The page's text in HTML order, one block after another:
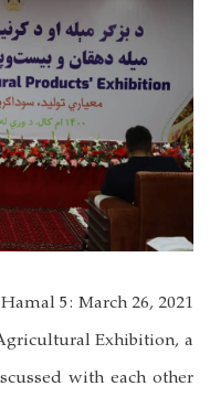
Hamal 5: March 26, 2021
Exhibition, a
with each other